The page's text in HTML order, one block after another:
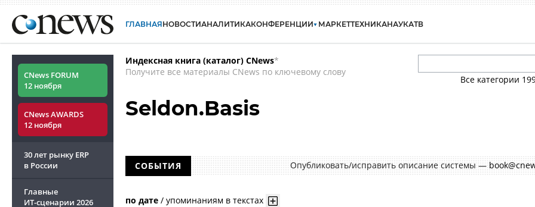
ГЛАВНАЯНОВОСТИАНАЛИТИКАКОНФЕРЕНЦИИ МАРКЕТТЕХНИКАНАУКАТВ
CNews FORUM
12 ноября
CNews AWARDS
12 ноября
30 лет рынку ERP
в России
Главные
ИТ-сценарии 2026
Индексная книга (каталог) CNews*
Получите все материалы CNews по ключевому слову
Все категории
Seldon.Basis
СОБЫТИЯ Опубликовать/исправить описание системы —
по дате / упоминаниям в текстах